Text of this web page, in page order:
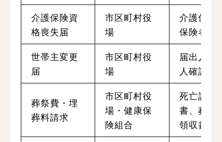
介護保険資
格喪失届
市区町村役
場
介護保険
保険者証
世帯主変更
届
市区町村役
場
届出人の
人確認書
葬祭費・埋
葬料請求
市区町村役
場・健康保
険組合
死亡診断
書、葬儀
領収書